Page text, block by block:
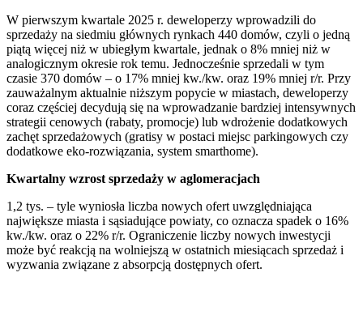
W pierwszym kwartale 2025 r. deweloperzy wprowadzili do
sprzedaży na siedmiu głównych rynkach 440 domów, czyli o jedną
piątą więcej niż w ubiegłym kwartale, jednak o 8% mniej niż w
analogicznym okresie rok temu. Jednocześnie sprzedali w tym
czasie 370 domów – o 17% mniej kw./kw. oraz 19% mniej r/r. Przy
zauważalnym aktualnie niższym popycie w miastach, deweloperzy
coraz częściej decydują się na wprowadzanie bardziej intensywnych
strategii cenowych (rabaty, promocje) lub wdrożenie dodatkowych
zachęt sprzedażowych (gratisy w postaci miejsc parkingowych czy
dodatkowe eko-rozwiązania, system smarthome).
Kwartalny wzrost sprzedaży w aglomeracjach
1,2 tys. – tyle wyniosła liczba nowych ofert uwzględniająca
największe miasta i sąsiadujące powiaty, co oznacza spadek o 16%
kw./kw. oraz o 22% r/r. Ograniczenie liczby nowych inwestycji
może być reakcją na wolniejszą w ostatnich miesiącach sprzedaż i
wyzwania związane z absorpcją dostępnych ofert.